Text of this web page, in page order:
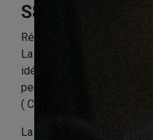
S880 5mm 20dB
Référence:
La sous-couche
idéale pour obtenir une
performante tout en
( CAOUTCHOUC RÉGÉNÉRÉ
La série S880 est garantie